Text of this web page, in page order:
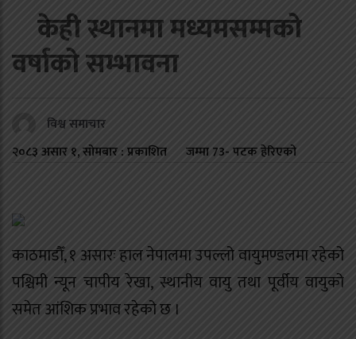
केही स्थानमा मध्यमसम्मको
वर्षाको सम्भावना
विश्व समाचार
२०८३ असार १, सोमबार : प्रकाशित
जम्मा73- पटक हेरिएको
काठमाडौँ, १ असारः हाल नेपालमा उपल्लो वायुमण्डलमा रहेको
पश्चिमी न्यून चापीय रेखा, स्थानीय वायु तथा पूर्वीय वायुको
समेत आंशिक प्रभाव रहेको छ ।